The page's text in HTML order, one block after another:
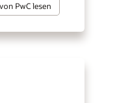
PwC lesen